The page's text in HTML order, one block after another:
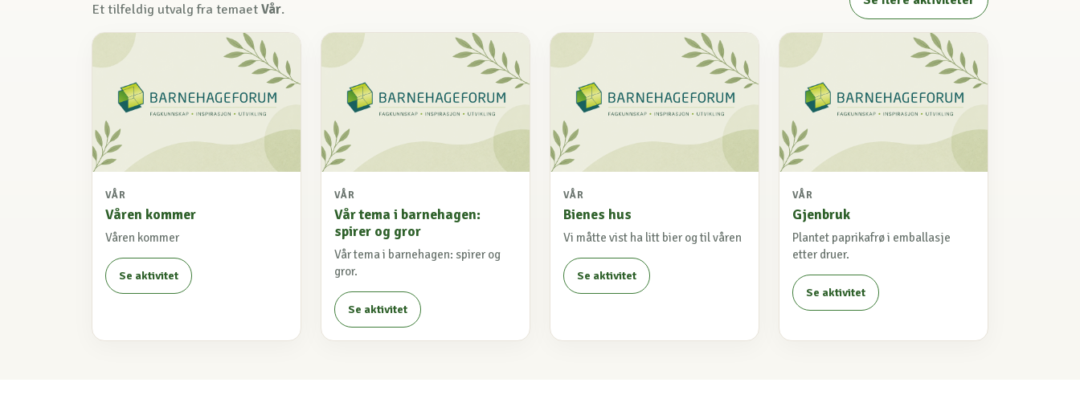
Et tilfeldig utvalg fra temaet Vår.
VÅR
Våren kommer
Våren kommer
Se aktivitet
VÅR
Vår tema i barnehagen:
spirer og gror
Vår tema i barnehagen: spirer og
gror.
Se aktivitet
VÅR
Bienes hus
Vi måtte vist ha litt bier og til våren
Se aktivitet
VÅR
Gjenbruk
Plantet paprikafrø i emballasje
etter druer.
Se aktivitet